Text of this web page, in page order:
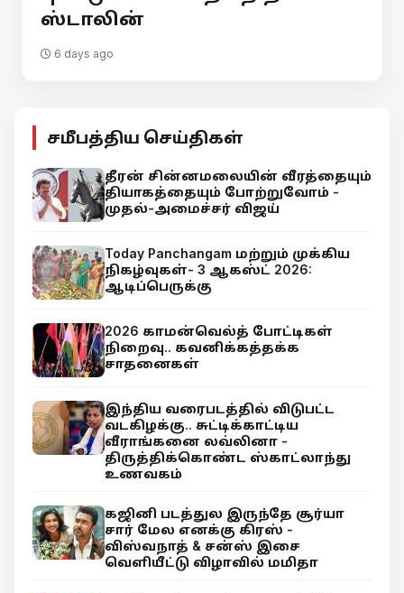
ஸ்டாலின்
6 days ago
சமீபத்திய செய்திகள்
தீரன் சின்னமலையின் வீரத்தையும்
தியாகத்தையும் போற்றுவோம் -
முதல்-அமைச்சர் விஜய்
Today Panchangam மற்றும் முக்கிய
நிகழ்வுகள்- 3 ஆகஸ்ட் 2026:
ஆடிப்பெருக்கு
2026 காமன்வெல்த் போட்டிகள்
நிறைவு.. கவனிக்கத்தக்க
சாதனைகள்
இந்திய வரைபடத்தில் விடுபட்ட
வடகிழக்கு.. சுட்டிக்காட்டிய
வீராங்கனை லவ்லினா -
திருத்திக்கொண்ட ஸ்காட்லாந்து
உணவகம்
கஜினி படத்துல இருந்தே சூர்யா
சார் மேல எனக்கு கிரஸ் -
விஸ்வநாத் & சன்ஸ் இசை
வெளியீட்டு விழாவில் மமிதா